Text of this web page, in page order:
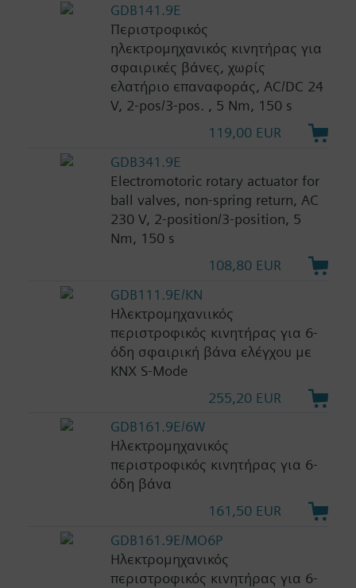
GDB141.9E
Περιστροφικός
ηλεκτρομηχανικός κινητήρας για
σφαιρικές βάνες, χωρίς
ελατήριο επαναφοράς, AC/DC 24
V, 2-pos/3-pos. , 5 Nm, 150 s
119,00 EUR
GDB341.9E
Electromotoric rotary actuator for
ball valves, non-spring return, AC
230 V, 2-position/3-position, 5
Nm, 150 s
108,80 EUR
GDB111.9E/KN
Ηλεκτρομηχανιικός
περιστροφικός κινητήρας για 6-
όδη σφαιρική βάνα ελέγχου με
KNX S-Mode
255,20 EUR
GDB161.9E/6W
Ηλεκτρομηχανικός
περιστροφικός κινητήρας για 6-
όδη βάνα
161,50 EUR
GDB161.9E/MO6P
Ηλεκτρομηχανικός
περιστροφικός κινητήρας για 6-